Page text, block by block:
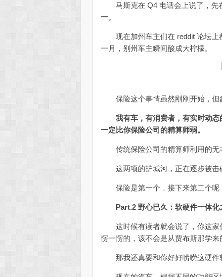
马斯克在 Q4 电话会上说了，先
一。
现在加州车主们在 reddit 论坛上
一月，别州车主瞬间酸成大柠檬。
保险这个事情虽然刚刚开始，但
我有车，有消费者，有实时动
一定比你保险公司的精算师弱。
传统保险公司的精算师利用的无
这两项的护城河，正在逐步被击
保险是第一个，接下来第二个呢，
Part.2 野心已久：软硬件一体化
这时候有读者就会说了，你这家
愣一愣的，该不会是从贾布斯那学来
那我还真要和你好好唠唠这硬件